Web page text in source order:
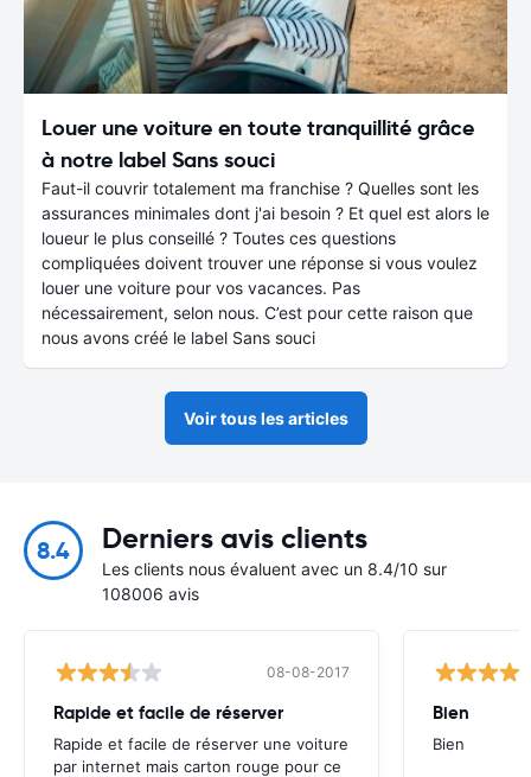
Louer une voiture en toute tranquillité grâce
à notre label Sans souci
Faut-il couvrir totalement ma franchise ? Quelles sont les
assurances minimales dont j'ai besoin ? Et quel est alors le
loueur le plus conseillé ? Toutes ces questions
compliquées doivent trouver une réponse si vous voulez
louer une voiture pour vos vacances. Pas
nécessairement, selon nous. C’est pour cette raison que
nous avons créé le label Sans souci
Voir tous les articles
8.4 Derniers avis clients
Les clients nous évaluent avec un 8.4/10 sur
108006 avis
08-08-2017
Rapide et facile de réserver
Rapide et facile de réserver une voiture
par internet mais carton rouge pour ce
Bien
Bien